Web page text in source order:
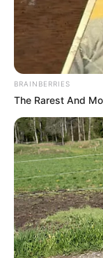
BRAINBERRIES
The Rarest And